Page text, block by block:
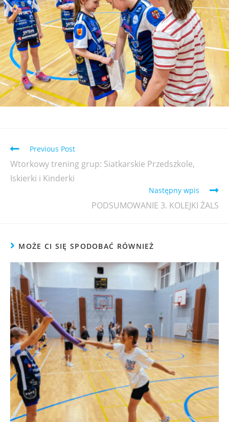
Previous Post
Wtorkowy trening grup: Siatkarskie Przedszkole,
Iskierki i Kinderki
Następny wpis
PODSUMOWANIE 3. KOLEJKI ŻALS
MOŻE CI SIĘ SPODOBAĆ RÓWNIEŻ